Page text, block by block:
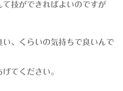
技ができればよいのですが
い、くらいの気持ちで良いんで
てください。